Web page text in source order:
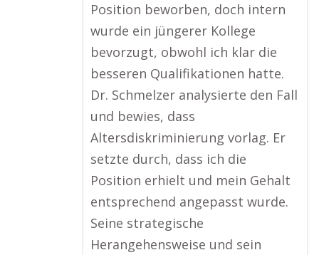
Position beworben, doch intern
wurde ein jüngerer Kollege
bevorzugt, obwohl ich klar die
besseren Qualifikationen hatte.
Dr. Schmelzer analysierte den Fall
und bewies, dass
Altersdiskriminierung vorlag. Er
setzte durch, dass ich die
Position erhielt und mein Gehalt
entsprechend angepasst wurde.
Seine strategische
Herangehensweise und sein